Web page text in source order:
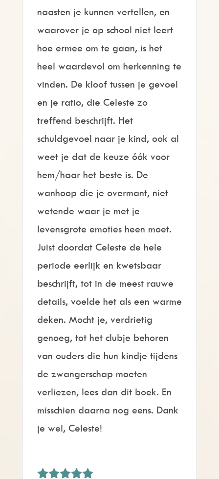
naasten je kunnen vertellen, en
waarover je op school niet leert
hoe ermee om te gaan, is het
heel waardevol om herkenning te
vinden. De kloof tussen je gevoel
en je ratio, die Celeste zo
treffend beschrijft. Het
schuldgevoel naar je kind, ook al
weet je dat de keuze óók voor
hem/haar het beste is. De
wanhoop die je overmant, niet
wetende waar je met je
levensgrote emoties heen moet.
Juist doordat Celeste de hele
periode eerlijk en kwetsbaar
beschrijft, tot in de meest rauwe
details, voelde het als een warme
deken. Mocht je, verdrietig
genoeg, tot het clubje behoren
van ouders die hun kindje tijdens
de zwangerschap moeten
verliezen, lees dan dit boek. En
misschien daarna nog eens. Dank
je wel, Celeste!